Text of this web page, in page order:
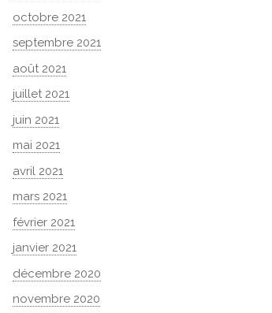
octobre 2021
septembre 2021
août 2021
juillet 2021
juin 2021
mai 2021
avril 2021
mars 2021
février 2021
janvier 2021
décembre 2020
novembre 2020